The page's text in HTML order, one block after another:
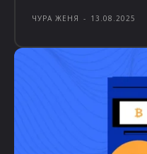
ЧУРА ЖЕНЯ - 13.08.2025